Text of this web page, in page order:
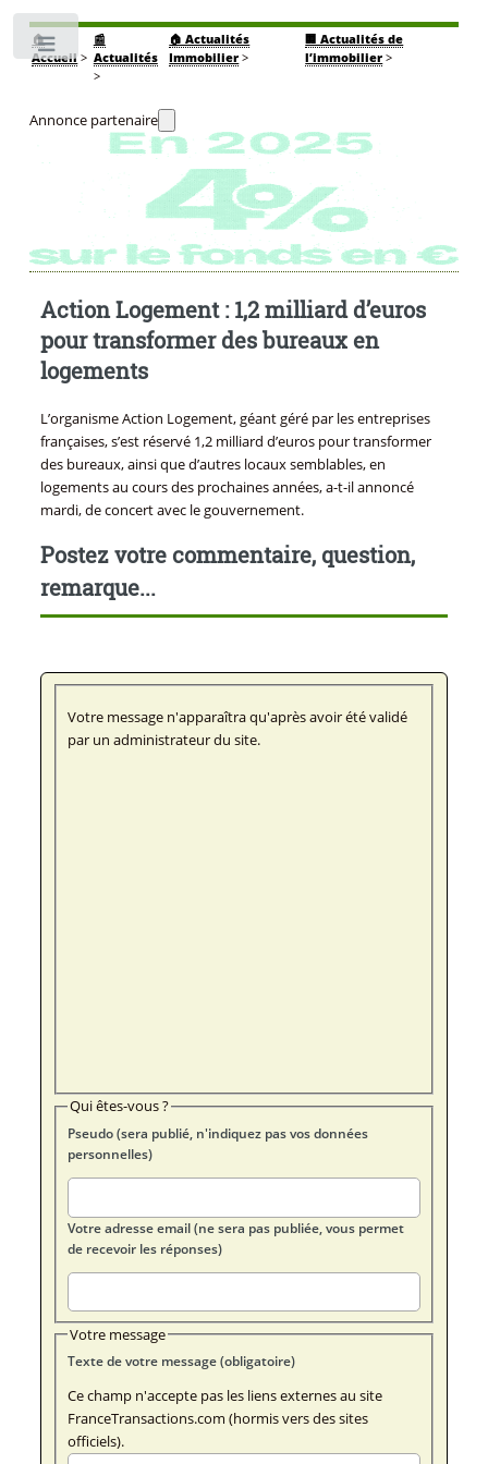
🏠
Accueil>
📰
Actualités
>
🏠 Actualités
Immobilier >
🏢 Actualités de
l’immobilier >
Annonce partenaire
Action Logement : 1,2 milliard d’euros
pour transformer des bureaux en
logements
L’organisme Action Logement, géant géré par les entreprises
françaises, s’est réservé 1,2 milliard d’euros pour transformer
des bureaux, ainsi que d’autres locaux semblables, en
logements au cours des prochaines années, a-t-il annoncé
mardi, de concert avec le gouvernement.
Postez votre commentaire, question,
remarque...
Votre message n'apparaîtra qu'après avoir été validé
par un administrateur du site.
Qui êtes-vous ?
Pseudo (sera publié, n'indiquez pas vos données
personnelles)
Votre adresse email (ne sera pas publiée, vous permet
de recevoir les réponses)
Votre message
Texte de votre message (obligatoire)
Ce champ n'accepte pas les liens externes au site
FranceTransactions.com (hormis vers des sites
officiels).
Toggle